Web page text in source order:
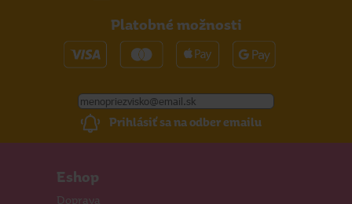
Platobné možnosti
Prihlásiť sa na odber emailu
Eshop
Doprava